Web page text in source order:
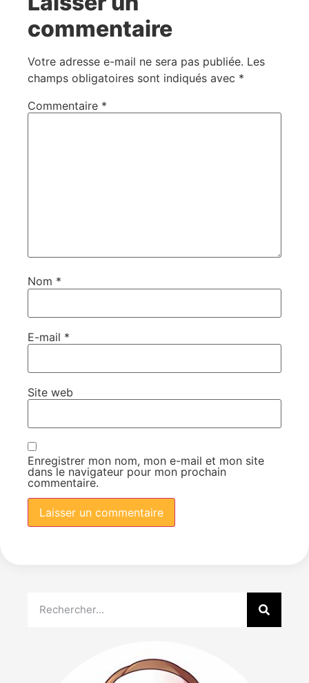
commentaire
Votre adresse e-mail ne sera pas publiée. Les
champs obligatoires sont indiqués avec *
Commentaire *
Nom *
E-mail *
Site web
Enregistrer mon nom, mon e-mail et mon site
dans le navigateur pour mon prochain
commentaire.